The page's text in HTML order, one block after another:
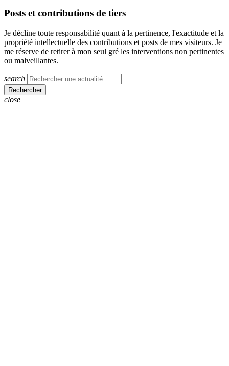
Posts et contributions de tiers
Je décline toute responsabilité quant à la pertinence, l'exactitude et la
propriété intellectuelle des contributions et posts de mes visiteurs. Je
me réserve de retirer à mon seul gré les interventions non pertinentes
ou malveillantes.
search
close